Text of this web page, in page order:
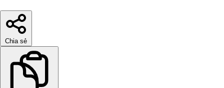
Chia sẻ